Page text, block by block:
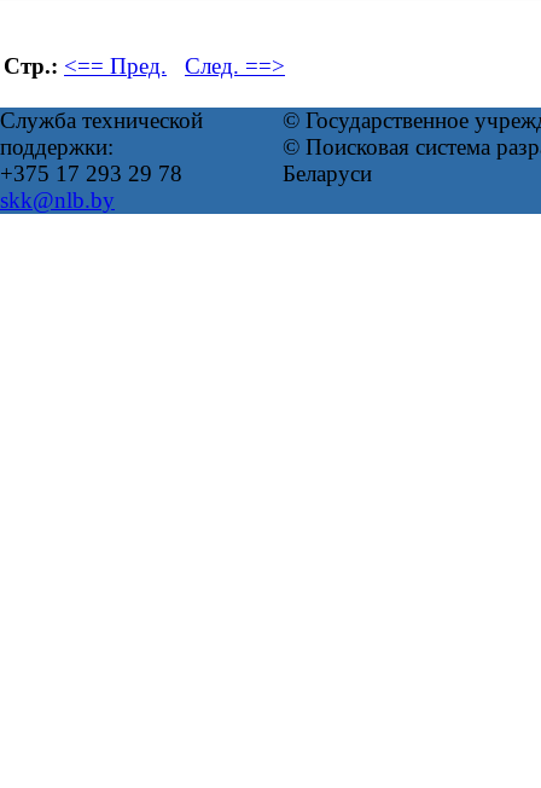
Стр.: <== Пред. След. ==>
Служба технической
поддержки:
+375 17 293 29 78
skk@nlb.by
© Государственное
© Поисковая система
Беларуси